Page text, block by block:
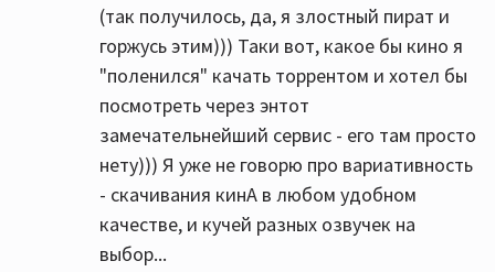
(так получилось, да, я злостный пират и
горжусь этим))) Таки вот, какое бы кино я
"поленился" качать торрентом и хотел бы
посмотреть через энтот
замечательнейший сервис - его там просто
нету))) Я уже не говорю про вариативность
- скачивания кинА в любом удобном
качестве, и кучей разных озвучек на
выбор...